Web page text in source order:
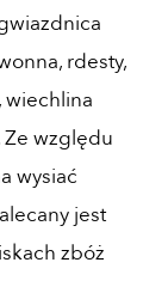
rdesty,
wiechlina
Ze względu
wysiać
jest
zbóż